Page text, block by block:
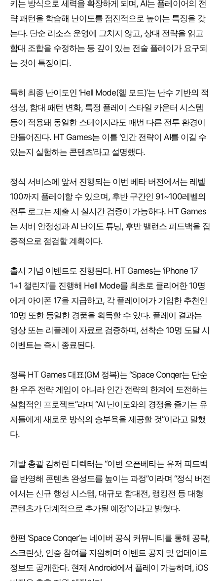
키는 방식으로 세력을 확장하게 되며, AI는 플레이어의 전
략 패턴을 학습해 난이도를 점진적으로 높이는 특징을 갖
는다. 단순 리소스 운영에 그치지 않고, 상대 전략을 읽고
함대 조합을 수정하는 등 깊이 있는 전술 플레이가 요구되
는 것이 특징이다.
특히 최종 난이도인 ‘Hell Mode(헬 모드)’는 난수 기반의 적
생성, 함대 패턴 변화, 특정 플레이 스타일 카운터 시스템
등이 적용돼 동일한 스테이지라도 매번 다른 전투 환경이
만들어진다. HT Games는 이를 ‘인간 전략이 AI를 이길 수
있는지 실험하는 콘텐츠’라고 설명했다.
정식 서비스에 앞서 진행되는 이번 베타 버전에서는 레벨
100까지 플레이할 수 있으며, 후반 구간인 91~100레벨의
전투 로그는 제출 시 실시간 검증이 가능하다. HT Games
는 서버 안정성과 AI 난이도 튜닝, 후반 밸런스 피드백을 집
중적으로 점검할 계획이다.
출시 기념 이벤트도 진행된다. HT Games는 ‘iPhone 17
1+1 챌린지’를 진행해 Hell Mode를 최초로 클리어한 10명
에게 아이폰 17을 지급하고, 각 플레이어가 기입한 추천인
10명 또한 동일한 경품을 획득할 수 있다. 플레이 결과는
영상 또는 리플레이 자료로 검증하며, 선착순 10명 도달 시
이벤트는 즉시 종료된다.
정록 HT Games 대표(GM 정복)는 “Space Conqer는 단순
한 우주 전략 게임이 아니라 인간 전략의 한계에 도전하는
실험적인 프로젝트”라며 “AI 난이도와의 경쟁을 즐기는 유
저들에게 새로운 방식의 승부욕을 제공할 것”이라고 말했
다.
개발 총괄 김하린 디렉터는 “이번 오픈베타는 유저 피드백
을 반영해 콘텐츠 완성도를 높이는 과정”이라며 “정식 버전
에서는 신규 행성 시스템, 대규모 함대전, 랭킹전 등 대형
콘텐츠가 단계적으로 추가될 예정”이라고 밝혔다.
한편 ‘Space Conqer’는 네이버 공식 커뮤니티를 통해 공략,
스크린샷, 인증 참여를 지원하며 이벤트 공지 및 업데이트
정보도 공개한다. 현재 Android에서 플레이 가능하며, iOS